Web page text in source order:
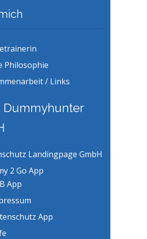
Philosophie
/ Links
Dummyhunter
Landingpage GmbH
2 Go App
App
App